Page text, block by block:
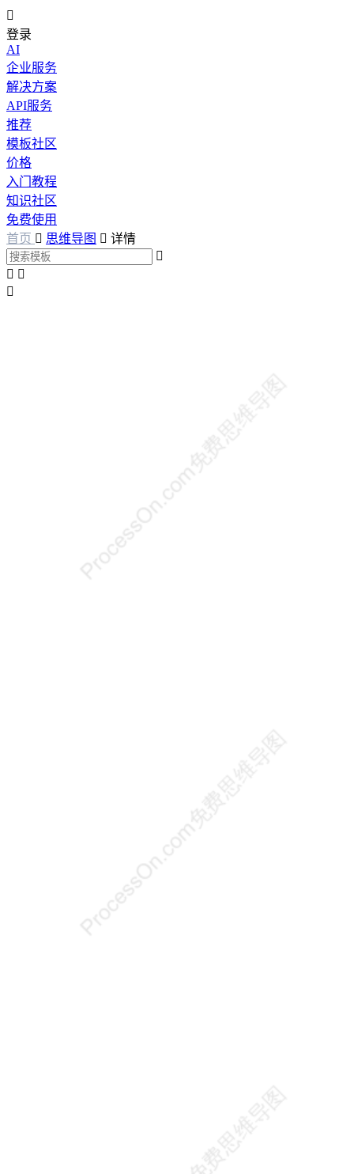

登录
AI
企业服务
解决方案
API服务
推荐
模板社区
价格
入门教程
知识社区
免费使用
首页  思维导图  详情

 
